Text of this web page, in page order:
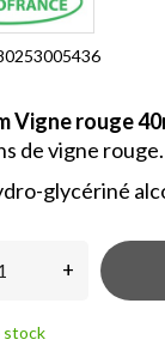
Vigne rouge
de vigne rouge.
glycériné
+
stock